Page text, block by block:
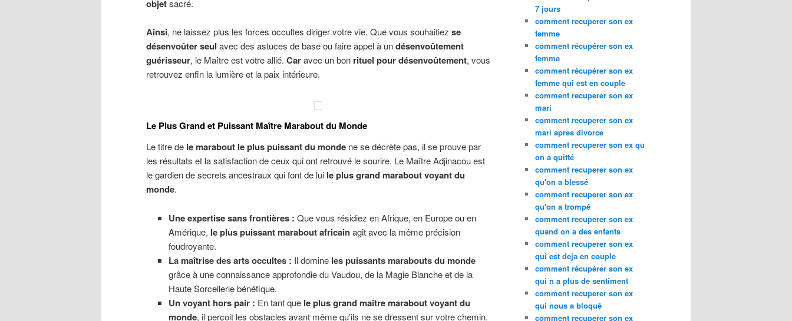
objetsacré.
Ainsi, ne laissez plus les forces occultes diriger votre vie. Que vous souhaitiez se
désenvoûter seul avec des astuces de base ou faire appel à undésenvoûtement
guérisseur, le Maître est votre allié. Caravec un bon rituel pour désenvoûtement, vous
retrouvez enfin la lumière et la paix intérieure.
Le Plus Grand et Puissant Maître Marabout du Monde
Le titre de le marabout le plus puissant du monde ne se décrète pas, il se prouve par
les résultats et la satisfaction de ceux qui ont retrouvé le sourire. Le Maître Adjinacou est
le gardien de secrets ancestraux qui font de lui le plus grand marabout voyant du
monde.
Une expertise sans frontières : Que vous résidiez en Afrique, en Europe ou en
Amérique, le plus puissant marabout africainagit avec la même précision
foudroyante.
La maîtrise des arts occultes : Il domine les puissants marabouts du monde
grâce à une connaissance approfondie du Vaudou, de la Magie Blanche et de la
Haute Sorcellerie bénéfique.
Un voyant hors pair : En tant que le plus grand maître marabout voyant du
monde, il perçoit les obstacles avant même qu’ils ne se dressent sur votre chemin.
7 jours
comment recuperer son ex
femme
comment récupérer son ex
femme
comment récupérer son ex
femme qui est en couple
comment recuperer son ex
mari
comment recuperer son ex
mari apres divorce
comment recuperer son ex qu
on a quitté
comment recuperer son ex
qu'on a blessé
comment recuperer son ex
qu'on a trompé
comment recuperer son ex
quand on a des enfants
comment recuperer son ex
qui est deja en couple
comment récupérer son ex
qui n a plus de sentiment
comment recuperer son ex
qui nous a bloqué
comment recuperer son ex